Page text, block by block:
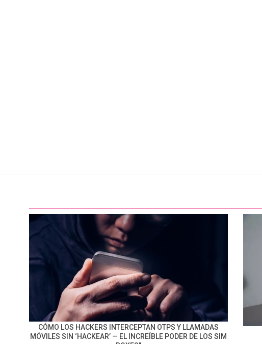
CÓMO LOS HACKERS INTERCEPTAN OTPS Y LLAMADAS
MÓVILES SIN ‘HACKEAR’ — EL INCREÍBLE PODER DE LOS SIM